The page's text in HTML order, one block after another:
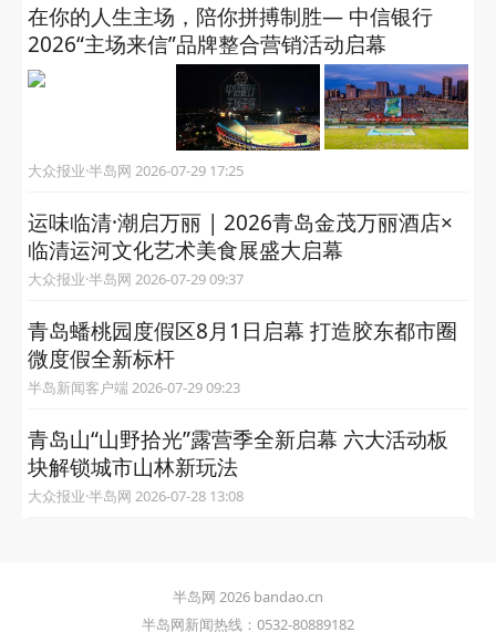
在你的人生主场，陪你拼搏制胜— 中信银行
2026“主场来信”品牌整合营销活动启幕
大众报业·半岛网 2026-07-29 17:25
运味临清·潮启万丽 | 2026青岛金茂万丽酒店×
临清运河文化艺术美食展盛大启幕
大众报业·半岛网 2026-07-29 09:37
青岛蟠桃园度假区8月1日启幕 打造胶东都市圈
微度假全新标杆
半岛新闻客户端 2026-07-29 09:23
青岛山“山野拾光”露营季全新启幕 六大活动板
块解锁城市山林新玩法
大众报业·半岛网 2026-07-28 13:08
半岛网 2026 bandao.cn
半岛网新闻热线：0532-80889182